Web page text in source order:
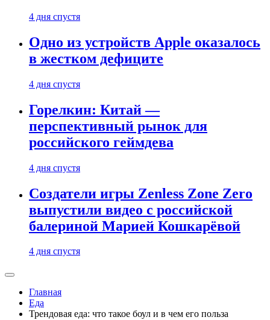
4 дня спустя
Одно из устройств Apple оказалось
в жестком дефиците
4 дня спустя
Горелкин: Китай —
перспективный рынок для
российского геймдева
4 дня спустя
Создатели игры Zenless Zone Zero
выпустили видео с российской
балериной Марией Кошкарёвой
4 дня спустя
Главная
Еда
Трендовая еда: что такое боул и в чем его польза